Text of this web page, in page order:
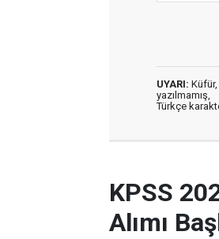
UYARI:
yazılmamış,
Türkçe
KPSS
Alımı